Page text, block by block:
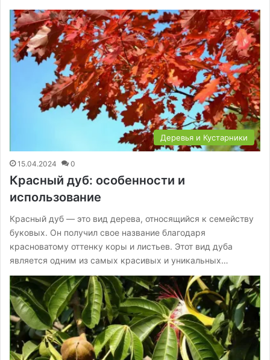
Деревья и Кустарники
15.04.2024 0
Красный дуб: особенности и
использование
Красный дуб — это вид дерева, относящийся к семейству
буковых. Он получил свое название благодаря
красноватому оттенку коры и листьев. Этот вид дуба
является одним из самых красивых и уникальных…